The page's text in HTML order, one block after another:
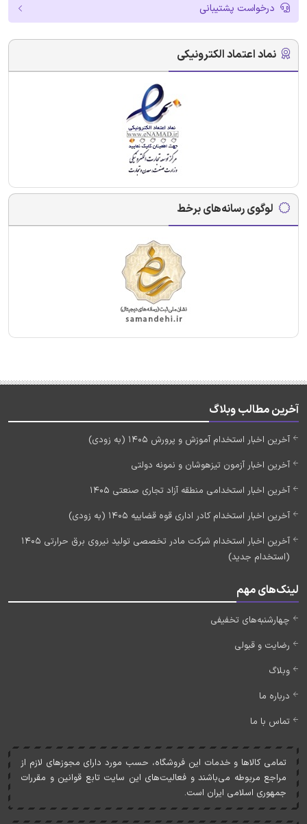
درخواست پشتیبانی
نماد اعتماد الکترونیکی
لوگوی رسانه‌های برخط
آخرین مطالب وبلاگ
آخرین اخبار استخدام آموزش و پرورش 1405 (به زودی)
آخرین اخبار آزمون تیزهوشان و نمونه دولتی
آخرین اخبار استخدامی منطقه آزاد تجاری صنعتی 1405
آخرین اخبار استخدام کادر اداری قوه قضاییه 1405 (به زودی)
آخرین اخبار استخدام شرکت مادر تخصصی تولید نیروی برق حرارتی 1405
(استخدام جدید)
لینک‌های مهم
چهارشنبه‌های تخفیفی
رضایت و قبولی
وبلاگ
درباره ما
تماس با ما
تمامی کالاها و خدمات اين فروشگاه، حسب مورد دارای مجوزهای لازم از
مراجع مربوطه می‌باشند و فعاليت‌های اين سايت تابع قوانين و مقررات
جمهوری اسلامی ايران است.